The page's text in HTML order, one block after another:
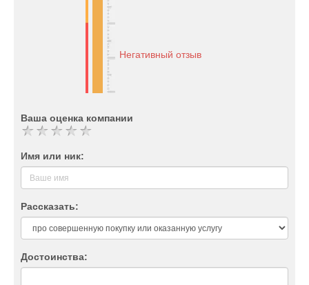
Негативный отзыв
Ваша оценка компании
Имя или ник:
Рассказать:
Достоинства: